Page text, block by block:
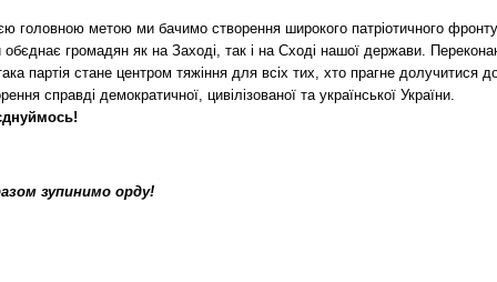
головною метою ми бачимо створення широкого патріотичного
обєднає громадян як на Заході, так і на Сході нашої держави.
партія стане центром тяжіння для всіх тих, хто прагне долучитися
справді демократичної, цивілізованої та української України.
зупинимо орду!